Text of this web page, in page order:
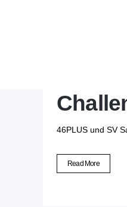
46PLUS und SV
Read More